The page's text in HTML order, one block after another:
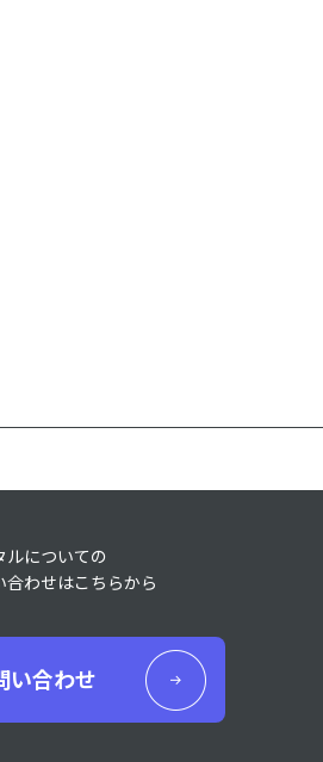
ルについての
合わせはこちらから
い合わせ